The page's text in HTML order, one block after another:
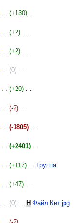
(+130)
(+2)
(+2)
(0)
(+20)
(-2)
(-1805)
(+2401)
(+117)
Группа
(+47)
(0) Н Файл:Кит.jpg